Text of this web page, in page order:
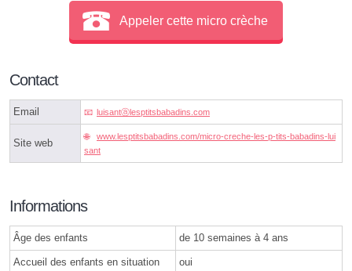
Appeler cette micro crèche
Contact
Email luisantⓐlesptitsbabadins.com
Site web
www.lesptitsbabadins.com/micro-creche-les-p-tits-babadins-lui
sant
Informations
Âge des enfants de 10 semaines à 4 ans
Accueil des enfants en situation
oui